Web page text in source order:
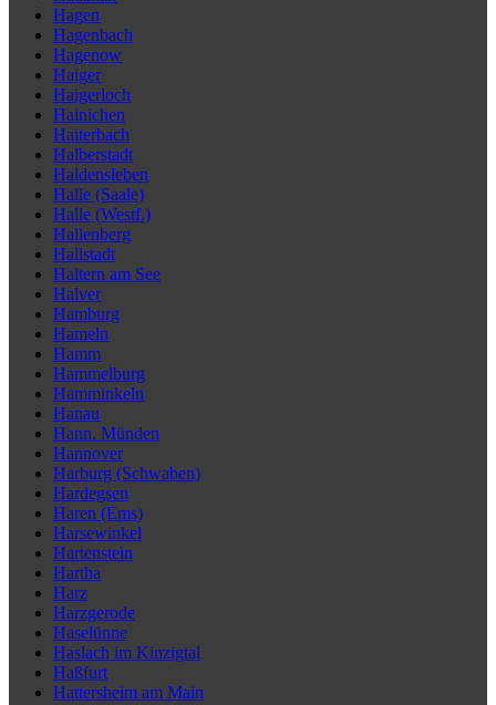
Hagen
Hagenbach
Hagenow
Haiger
Haigerloch
Hainichen
Haiterbach
Halberstadt
Haldensleben
Halle (Saale)
Halle (Westf.)
Hallenberg
Hallstadt
Haltern am See
Halver
Hamburg
Hameln
Hamm
Hammelburg
Hamminkeln
Hanau
Hann. Münden
Hannover
Harburg (Schwaben)
Hardegsen
Haren (Ems)
Harsewinkel
Hartenstein
Hartha
Harz
Harzgerode
Haselünne
Haslach im Kinzigtal
Haßfurt
Hattersheim am Main